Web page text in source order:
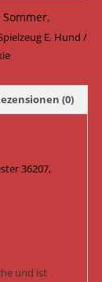
Sommer,
E, Hund /
(0)
36207,
und ist